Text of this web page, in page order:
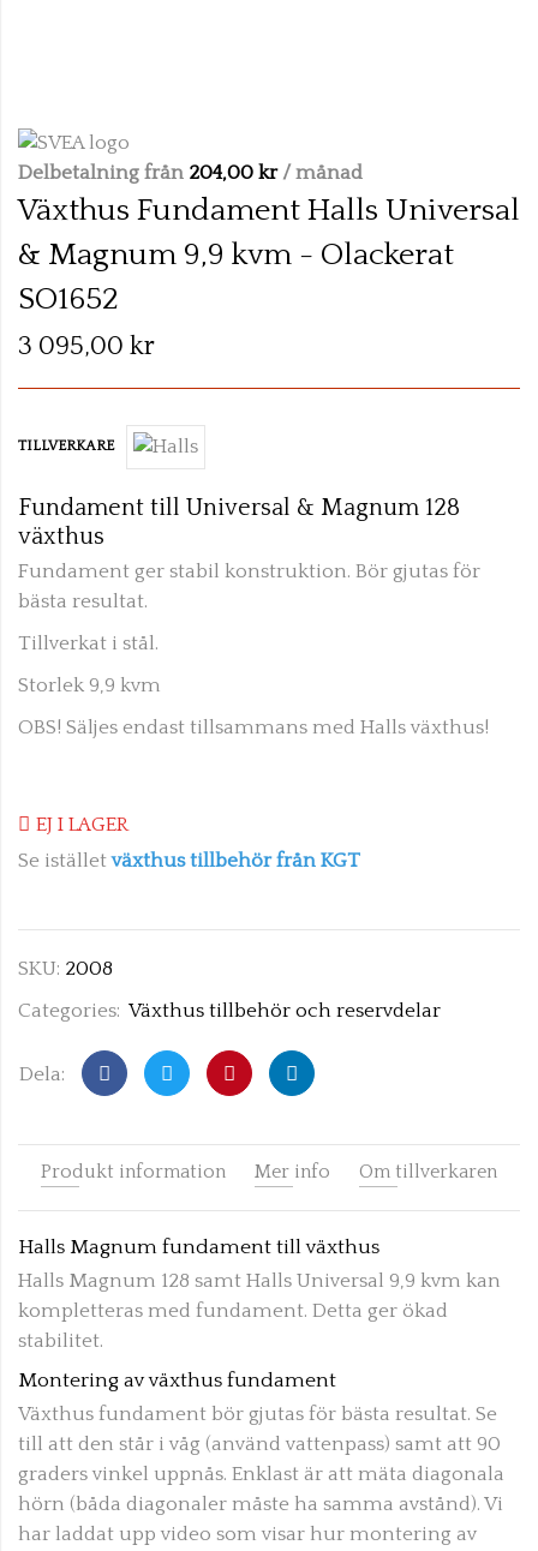
to
the
beginning
of
the
images
gallery
Delbetalning från 204,00 kr/ månad
Växthus Fundament Halls Universal
& Magnum 9,9 kvm - Olackerat
SO1652
3 095,00 kr
TILLVERKARE
Fundament till Universal & Magnum 128
växthus
Fundament ger stabil konstruktion. Bör gjutas för
bästa resultat.
Tillverkat i stål.
Storlek 9,9 kvm
OBS! Säljes endast tillsammans med Halls växthus!
EJ I LAGER
Se iställetväxthus tillbehör från KGT
SKU: 2008
Categories: Växthus tillbehör och reservdelar
Dela:
Produkt information Mer info Om tillverkaren
Halls Magnum fundament till växthus
Halls Magnum 128 samt Halls Universal 9,9 kvm kan
kompletteras med fundament. Detta ger ökad
stabilitet.
Montering av växthus fundament
Växthus fundament bör gjutas för bästa resultat. Se
till att den står i våg (använd vattenpass) samt att 90
graders vinkel uppnås. Enklast är att mäta diagonala
hörn (båda diagonaler måste ha samma avstånd). Vi
har laddat upp video som visar hur montering av